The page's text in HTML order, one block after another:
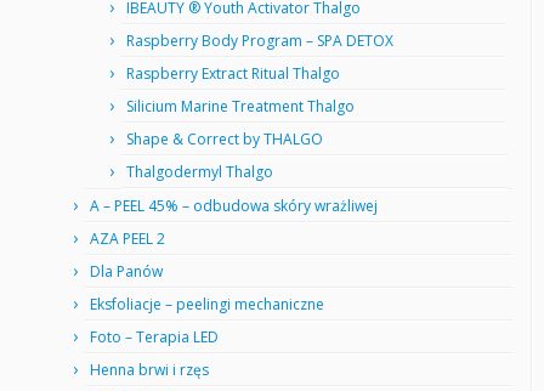
IBEAUTY ® Youth Activator Thalgo
Raspberry Body Program – SPA DETOX
Raspberry Extract Ritual Thalgo
Silicium Marine Treatment Thalgo
Shape & Correct by THALGO
Thalgodermyl Thalgo
A – PEEL 45% – odbudowa skóry wrażliwej
AZA PEEL 2
Dla Panów
Eksfoliacje – peelingi mechaniczne
Foto – Terapia LED
Henna brwi i rzęs